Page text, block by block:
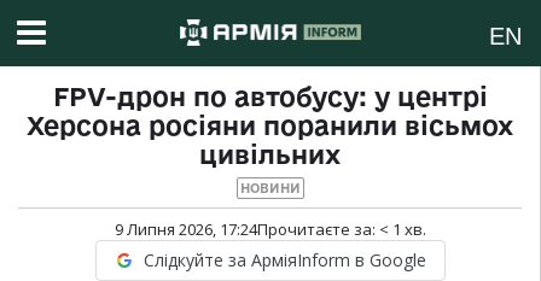
EN
FPV-дрон по автобусу: у центрі
Херсона росіяни поранили вісьмох
цивільних
НОВИНИ
9 Липня 2026, 17:24Прочитаєте за: < 1 хв.
Слідкуйте за АрміяInform в Google